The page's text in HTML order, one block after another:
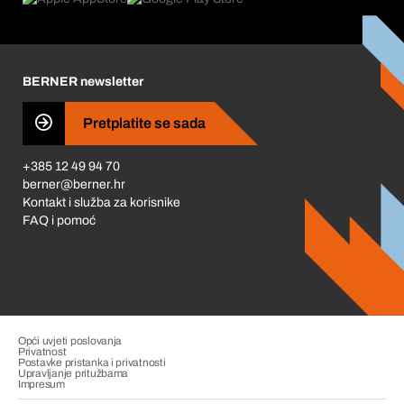
Business Conduct
BERNER newsletter
Pretplatite se sada
+385 12 49 94 70
berner@berner.hr
Kontakt i služba za korisnike
FAQ i pomoć
Opći uvjeti poslovanja
Privatnost
Postavke pristanka i privatnosti
Upravljanje pritužbama
Impresum